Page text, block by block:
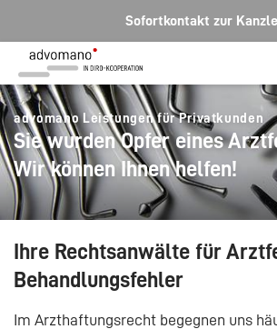
Sofortkontakt zur
Ihre Rechtsberatung in Hagen und Iserlohn
Ihr direkter Kontakt zu uns
Telefon Hagen
+49 2331 91599-0
Telefon Iserlohn
T +49 2371 78971-0
Per E-Mail für Sie da.
mail@advomano.de
advomano Leistungen für Privatkunden
Sie wurden Opfer eines
Wir können Ihnen helfen!
Ihre Rechtsanwälte für
Behandlungsfehler
Im Arzthaftungsrecht begegnen uns